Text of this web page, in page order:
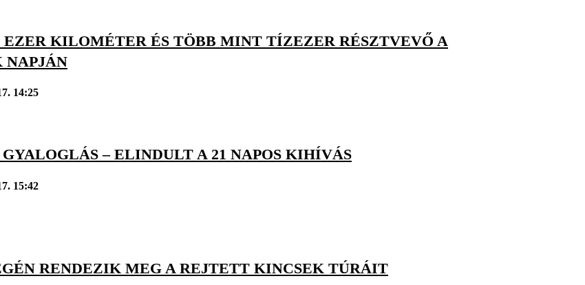
EZER KILOMÉTER ÉS TÖBB MINT TÍZEZER RÉSZTVEVŐ A
NAPJÁN
14:25
– ELINDULT A 21 NAPOS KIHÍVÁS
15:42
RENDEZIK MEG A REJTETT KINCSEK TÚRÁIT